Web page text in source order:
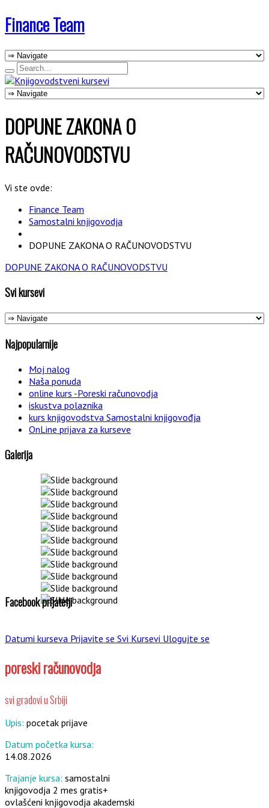
Finance Team
DOPUNE ZAKONA O
RAČUNOVODSTVU
Vi ste ovde:
Finance Team
Samostalni knjigovodja
DOPUNE ZAKONA O RAČUNOVODSTVU
DOPUNE ZAKONA O RAČUNOVODSTVU
Svi kursevi
Najpopularnije
Moj nalog
Naša ponuda
online kurs -Poreski računovodja
iskustva polaznika
kurs knjigovodstva Samostalni knjigovođja
OnLine prijava za kurseve
Galerija
Facebook prijatelji
Datumi kurseva Prijavite se Svi Kursevi Ulogujte se
poreski računovodja
svi gradovi u Srbiji
Upis: pocetak prijave
Datum početka kursa:
14.08.2026
Trajanje kursa: samostalni
knjigovodja 2 mes gratis+
ovlašćeni knjigovodja akademski